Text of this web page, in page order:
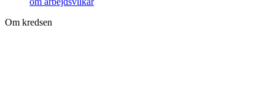
Om kredsen